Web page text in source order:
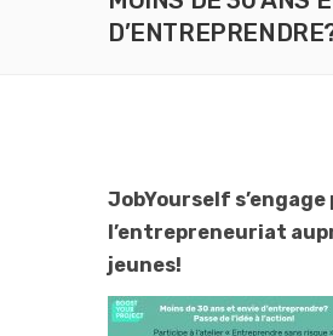
JobYourself s’engage
l’entrepreneuriat
jeunes!